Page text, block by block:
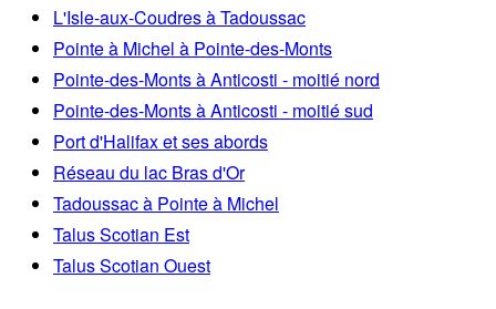
L'Isle-aux-Coudres à Tadoussac
Pointe à Michel à Pointe-des-Monts
Pointe-des-Monts à Anticosti - moitié nord
Pointe-des-Monts à Anticosti - moitié sud
Port d'Halifax et ses abords
Réseau du lac Bras d'Or
Tadoussac à Pointe à Michel
Talus Scotian Est
Talus Scotian Ouest